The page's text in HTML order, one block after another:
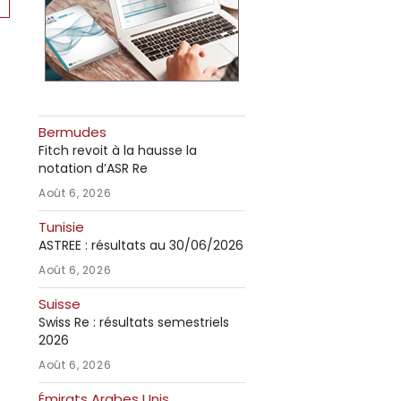
Bermudes
Fitch revoit à la hausse la
notation d’ASR Re
Août 6, 2026
Tunisie
ASTREE : résultats au 30/06/2026
Août 6, 2026
Suisse
Swiss Re : résultats semestriels
2026
Août 6, 2026